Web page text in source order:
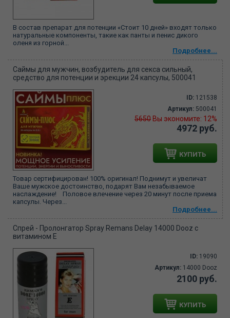
В состав препарат для потенции «Стоит 10 дней» входят только
натуральные компоненты, такие как панты и пенис дикого
оленя из горной...
Подробнее...
Саймы для мужчин, возбудитель для секса сильный,
средство для потенции и эрекции 24 капсулы, 500041
ID: 121538
Артикул: 500041
5650 Вы экономите: 12%
4972 руб.
КУПИТЬ
Товар сертифицирован! 100% оригинал! Поднимут и увеличат
Ваше мужское достоинство, подарят Вам незабываемое
наслаждение! Половое влечение через 20 минут после приема
капсулы. Через...
Подробнее...
Спрей - Пролонгатор Spray Remans Delay 14000 Dooz с
витамином Е
ID: 19090
Артикул: 14000 Dooz
2100 руб.
КУПИТЬ